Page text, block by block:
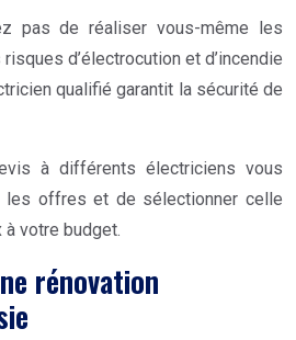
pas de réaliser vous-même les
d’électrocution et d’incendie
qualifié garantit la sécurité de
à différents électriciens vous
les offres et de sélectionner celle
votre budget.
rénovation